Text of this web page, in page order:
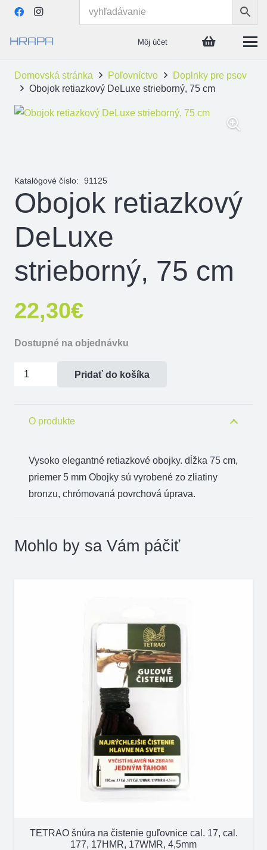
Môj účet
Domovská stránka Poľovníctvo
Doplnky pre psov
Obojok retiazkový DeLuxe strieborný, 75 cm
Katalógové číslo: 91125
Obojok retiazkový
DeLuxe
strieborný, 75 cm
22,30€
Dostupné na objednávku
množstvo
DeLuxe
Pridať do košíka
O produkte
Vysoko elegantné retiazkové obojky. dĺžka 75 cm,
priemer 5 mm Obojky sú vyrobené zo zliatiny
bronzu, chrómovaná povrchová úprava.
Mohlo by sa Vám páčiť
TETRAO šnúra na čistenie guľovnice cal. 17, cal.
177, 17HMR, 17WMR, 4,5mm